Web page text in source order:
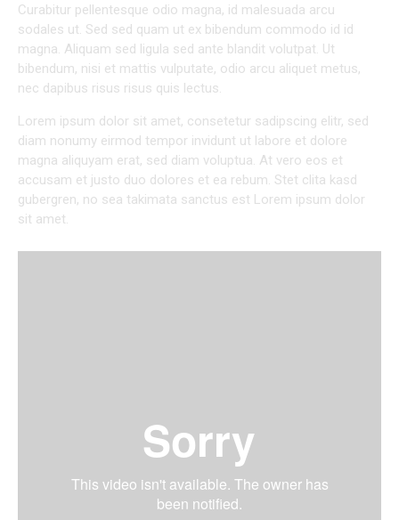
Curabitur pellentesque odio magna, id malesuada arcu
sodales ut. Sed sed quam ut ex bibendum commodo id id
magna. Aliquam sed ligula sed ante blandit volutpat. Ut
bibendum, nisi et mattis vulputate, odio arcu aliquet metus,
nec dapibus risus risus quis lectus.
Lorem ipsum dolor sit amet, consetetur sadipscing elitr, sed
diam nonumy eirmod tempor invidunt ut labore et dolore
magna aliquyam erat, sed diam voluptua. At vero eos et
accusam et justo duo dolores et ea rebum. Stet clita kasd
gubergren, no sea takimata sanctus est Lorem ipsum dolor
sit amet.